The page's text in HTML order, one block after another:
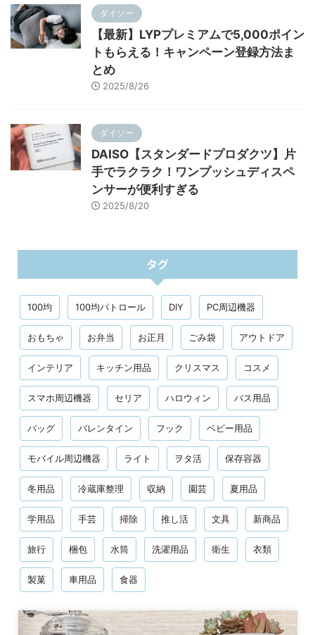
ダイソー
【最新】LYPプレミアムで5,000ポイン
トもらえる！キャンペーン登録方法ま
とめ
2025/8/26
ダイソー
DAISO【スタンダードプロダクツ】片
手でラクラク！ワンプッシュディスペ
ンサーが便利すぎる
2025/8/20
タグ
100均 100均パトロール DIY PC周辺機器
おもちゃ お弁当 お正月 ごみ袋 アウトドア
インテリア キッチン用品 クリスマス コスメ
スマホ周辺機器 セリア ハロウィン バス用品
バッグ バレンタイン フック ベビー用品
モバイル周辺機器 ライト ヲタ活 保存容器
冬用品 冷蔵庫整理 収納 園芸 夏用品
学用品 手芸 掃除 推し活 文具 新商品
旅行 梱包 水筒 洗濯用品 衛生 衣類
製菓 車用品 食器